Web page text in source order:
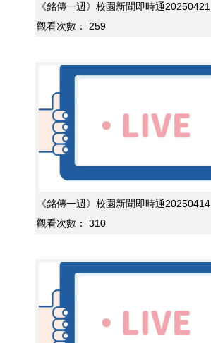
《銘傳一週》校園新聞即時通20250421
觀看次數：
259
《銘傳一週》校園新聞即時通20250414
觀看次數：
310